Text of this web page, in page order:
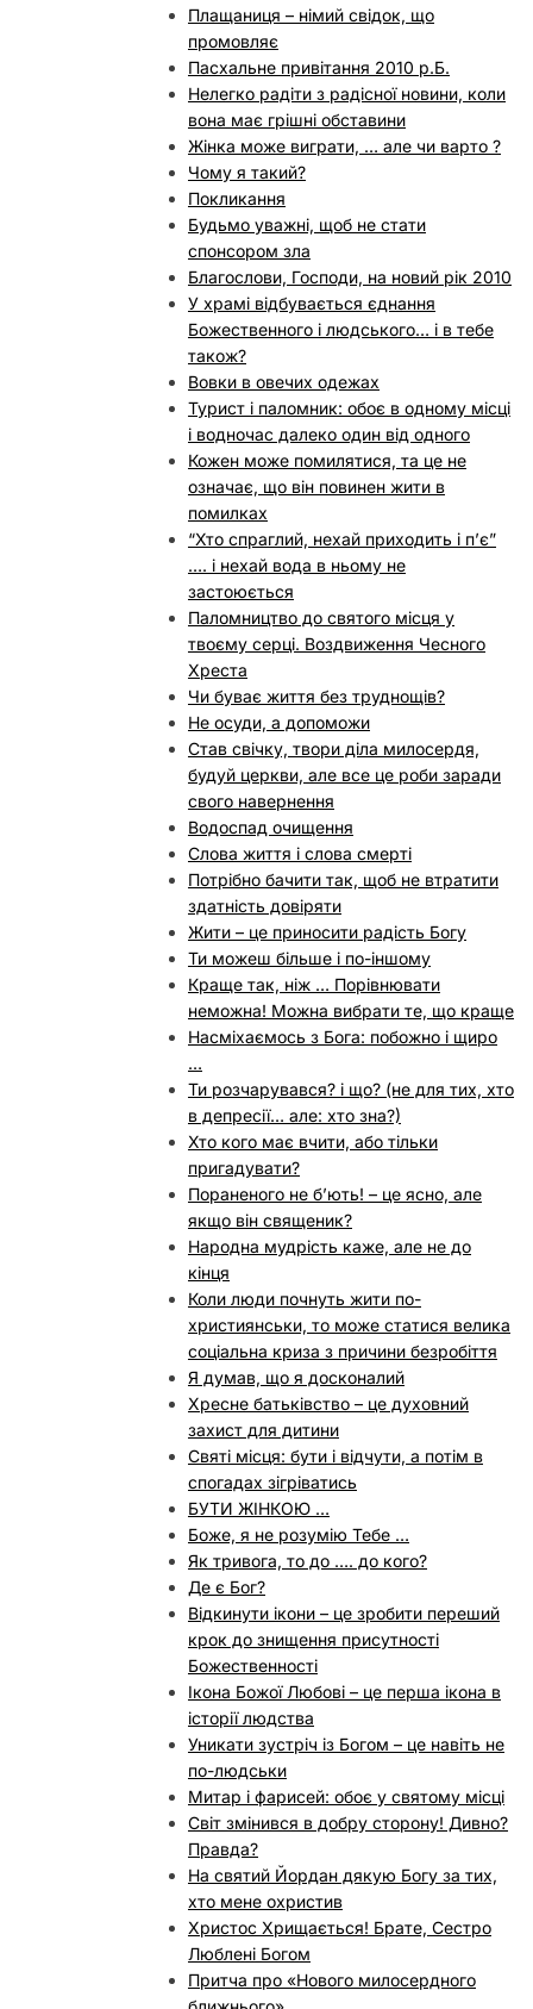
Плащаниця – німий свідок, що
промовляє
Пасхальне привітання 2010 р.Б.
Нелегко радіти з радісної новини, коли
вона має грішні обставини
Жінка може виграти, … але чи варто ?
Чому я такий?
Покликання
Будьмо уважні, щоб не стати
спонсором зла
Благослови, Господи, на новий рік 2010
У храмі відбувається єднання
Божественного і людського… і в тебе
також?
Вовки в овечих одежах
Турист і паломник: обоє в одному місці
і водночас далеко один від одного
Кожен може помилятися, та це не
означає, що він повинен жити в
помилках
“Хто спраглий, нехай приходить і п’є”
…. i нехай вода в ньому не
застоюється
Паломництво до святого місця у
твоєму серці. Воздвиження Чесного
Хреста
Чи буває життя без труднощів?
Не осуди, а допоможи
Став свічку, твори діла милосердя,
будуй церкви, але все це роби заради
свого навернення
Водоспад очищення
Слова життя і слова смерті
Потрібно бачити так, щоб не втратити
здатність довіряти
Жити – це приносити радість Богу
Ти можеш більше і по-іншому
Краще так, ніж … Порівнювати
неможна! Можна вибрати те, що краще
Насміхаємось з Бога: побожно і щиро
…
Ти розчарувався? і що? (не для тих, хто
в депресії… але: хто зна?)
Хто кого має вчити, або тільки
пригадувати?
Пораненого не б’ють! – це ясно, але
якщо він священик?
Народна мудрість каже, але не до
кінця
Коли люди почнуть жити по-
християнськи, то може статися велика
соціальна криза з причини безробіття
Я думав, що я досконалий
Хресне батьківство – це духовний
захист для дитини
Святі місця: бути і відчути, а потім в
спогадах зігріватись
БУТИ ЖІНКОЮ …
Боже, я не розумію Тебе …
Як тривога, то до …. до кого?
Де є Бог?
Відкинути ікони – це зробити переший
крок до знищення присутності
Божественності
Ікона Божої Любові – це перша ікона в
історії людства
Уникати зустріч із Богом – це навіть не
по-людськи
Митар і фарисей: обоє у святому місці
Світ змінився в добру сторону! Дивно?
Правда?
На святий Йордан дякую Богу за тих,
хто мене охристив
Христос Хрищається! Брате, Сестро
Люблені Богом
Притча про «Нового милосердного